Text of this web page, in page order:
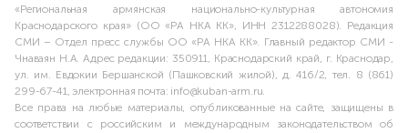
«Региональная армянская национально-культурная автономия
Краснодарского края» (ОО «РА НКА КК», ИНН 2312288028). Редакция
СМИ – Отдел пресс службы ОО «РА НКА КК». Главный редактор СМИ -
Чнаваян Н.А. Адрес редакции: 350911, Краснодарский край, г. Краснодар,
ул. им. Евдокии Бершанской (Пашковский жилой), д. 416/2, тел. 8 (861)
299-67-41, электронная почта: info@kuban-arm.ru.
Все права на любые материалы, опубликованные на сайте, защищены в
соответствии с российским и международным законодательством об